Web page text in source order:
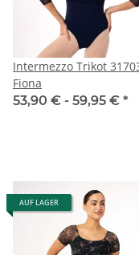
Intermezzo Trikot
Fiona
53,90 € - 59,95 € *
AUF LAGER